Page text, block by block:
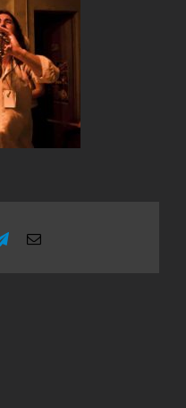
TelegramEmail